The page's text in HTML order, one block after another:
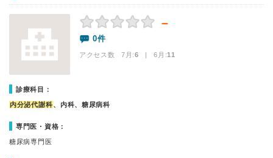
－
0件
アクセス数 7月:6 | 6月:11
診療科目：
内分泌代謝科、内科、糖尿病科
専門医・資格：
糖尿病専門医